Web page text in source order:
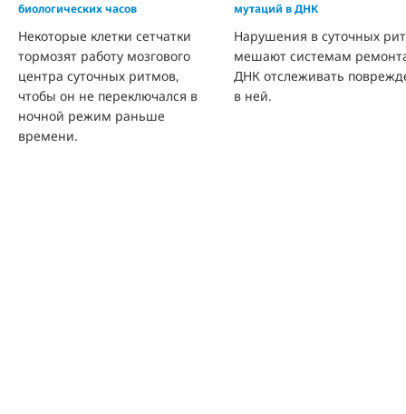
биологических часов
Некоторые клетки сетчатки
тормозят работу мозгового
центра суточных ритмов,
чтобы он не переключался в
ночной режим раньше
времени.
мутаций в ДНК
Нарушения в суточных
мешают системам
ДНК отслеживать
в ней.